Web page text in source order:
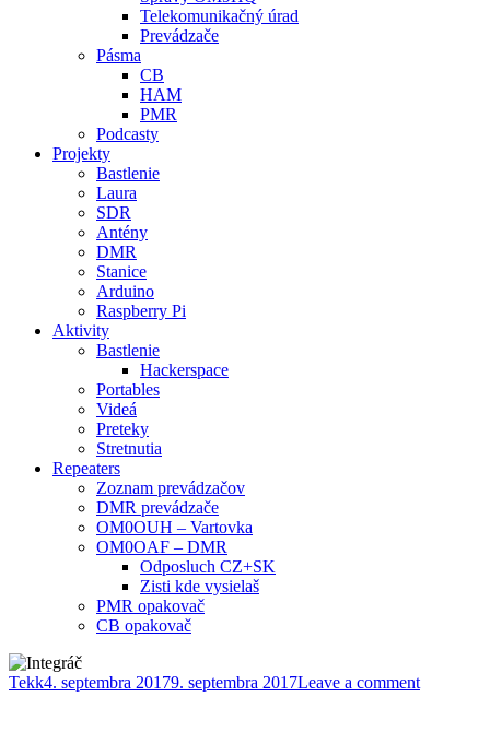
Telekomunikačný úrad
Prevádzače
Pásma
CB
HAM
PMR
Podcasty
Projekty
Bastlenie
Laura
SDR
Antény
DMR
Stanice
Arduino
Raspberry Pi
Aktivity
Bastlenie
Hackerspace
Portables
Videá
Preteky
Stretnutia
Repeaters
Zoznam prevádzačov
DMR prevádzače
OM0OUH – Vartovka
OM0OAF – DMR
Odposluch CZ+SK
Zisti kde vysielaš
PMR opakovač
CB opakovač
Tekk4. septembra 20179. septembra 2017Leave a comment